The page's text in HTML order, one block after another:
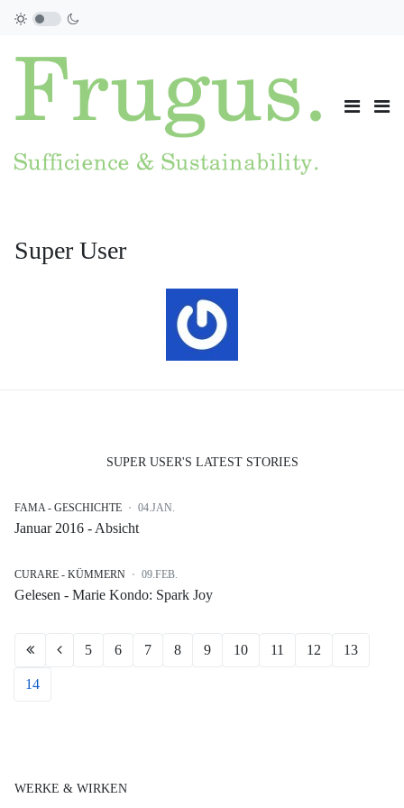
Super User
SUPER USER'S LATEST STORIES
FAMA - GESCHICHTE 04.JAN.
Januar 2016 - Absicht
CURARE - KÜMMERN 09.FEB.
Gelesen - Marie Kondo: Spark Joy
5 6 7 8 9 10 11 12 13
14
WERKE & WIRKEN